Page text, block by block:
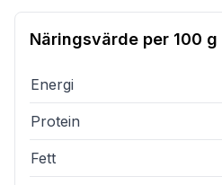
Näringsvärde per 100 g
Energi
Protein
Fett